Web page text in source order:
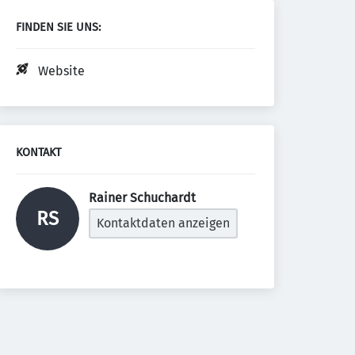
FINDEN SIE UNS:
Website
KONTAKT
RS
Rainer Schuchardt
Kontaktdaten anzeigen